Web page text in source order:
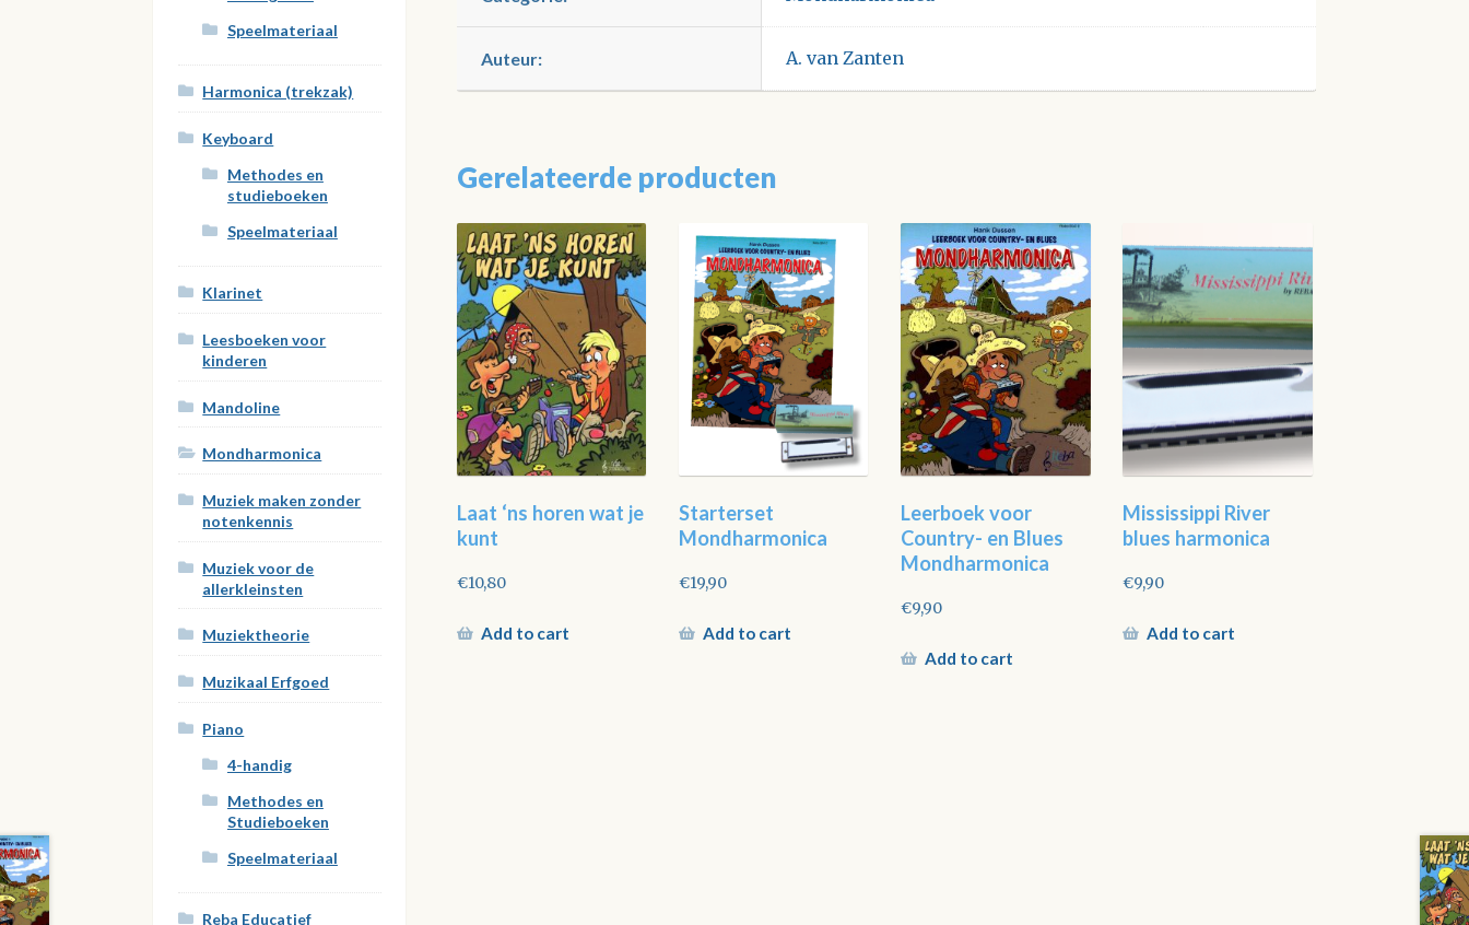
Auteur: A. van Zanten
Gerelateerde producten
Laat ‘ns horen wat je
kunt
€10,80
Add to cart
Starterset
Mondharmonica
€19,90
Add to cart
Leerboek voor
Country- en Blues
Mondharmonica
€9,90
Add to cart
Mississippi River
blues harmonica
€9,90
Add to cart
Speelmateriaal
Harmonica (trekzak)
Keyboard
Methodes en
studieboeken
Speelmateriaal
Klarinet
Leesboeken voor
kinderen
Mandoline
Mondharmonica
Muziek maken zonder
notenkennis
Muziek voor de
allerkleinsten
Muziektheorie
Muzikaal Erfgoed
Piano
4-handig
Methodes en
Studieboeken
Speelmateriaal
Reba Educatief